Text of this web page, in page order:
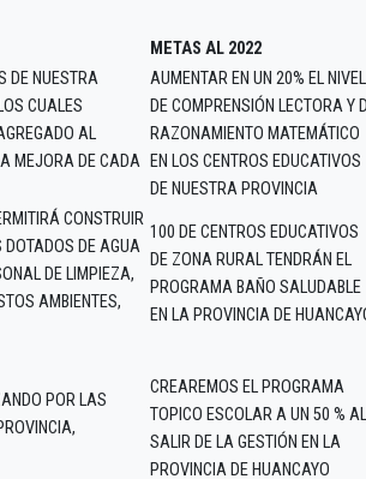
METAS AL 2022
DE NUESTRA
CUALES
AL
MEJORA DE CADA
AUMENTAR EN UN 20% EL NIVEL
DE COMPRENSIÓN LECTORA Y
RAZONAMIENTO MATEMÁTICO
EN LOS CENTROS EDUCATIVOS
DE NUESTRA PROVINCIA
CONSTRUIR
DOTADOS DE AGUA
DE LIMPIEZA,
AMBIENTES,
100 DE CENTROS EDUCATIVOS
DE ZONA RURAL TENDRÁN EL
PROGRAMA BAÑO SALUDABLE
EN LA PROVINCIA DE
POR LAS
CREAREMOS EL PROGRAMA
TOPICO ESCOLAR A UN 50 % AL
SALIR DE LA GESTIÓN EN LA
PROVINCIA DE HUANCAYO